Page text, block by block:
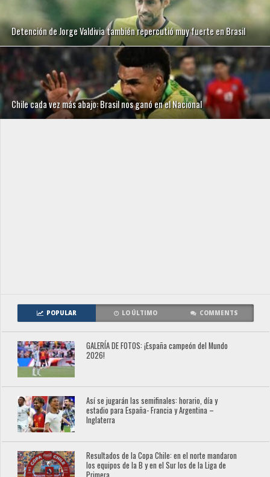
Detención de Jorge Valdivia también repercutió muy fuerte en Brasil
Chile cada vez más abajo: Brasil nos ganó en el Nacional
POPULAR LO ÚLTIMO COMMENTS
GALERÍA DE FOTOS: ¡España campeón del Mundo
2026!
Así se jugarán las semifinales: horario, día y
estadio para España- Francia y Argentina –
Inglaterra
Resultados de la Copa Chile: en el norte mandaron
los equipos de la B y en el Sur los de la Liga de